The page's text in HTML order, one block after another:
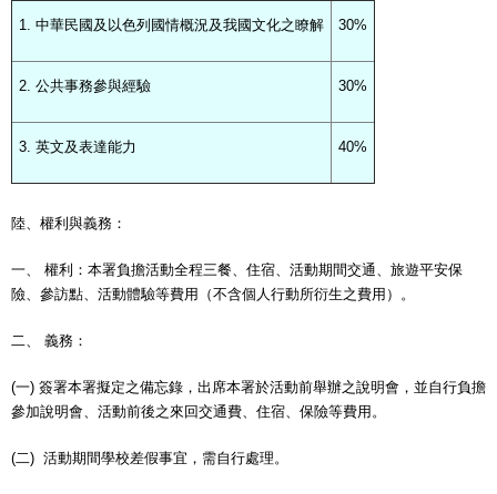
1. 中華民國及以色列國情概況及我國文化之瞭解 30%
2. 公共事務參與經驗 30%
3. 英文及表達能力 40%
陸、權利與義務：
一、 權利：本署負擔活動全程三餐、住宿、活動期間交通、旅遊平安保
險、參訪點、活動體驗等費用（不含個人行動所衍生之費用）。
二、 義務：
(一) 簽署本署擬定之備忘錄，出席本署於活動前舉辦之說明會，並自行負擔
參加說明會、活動前後之來回交通費、住宿、保險等費用。
(二) 活動期間學校差假事宜，需自行處理。